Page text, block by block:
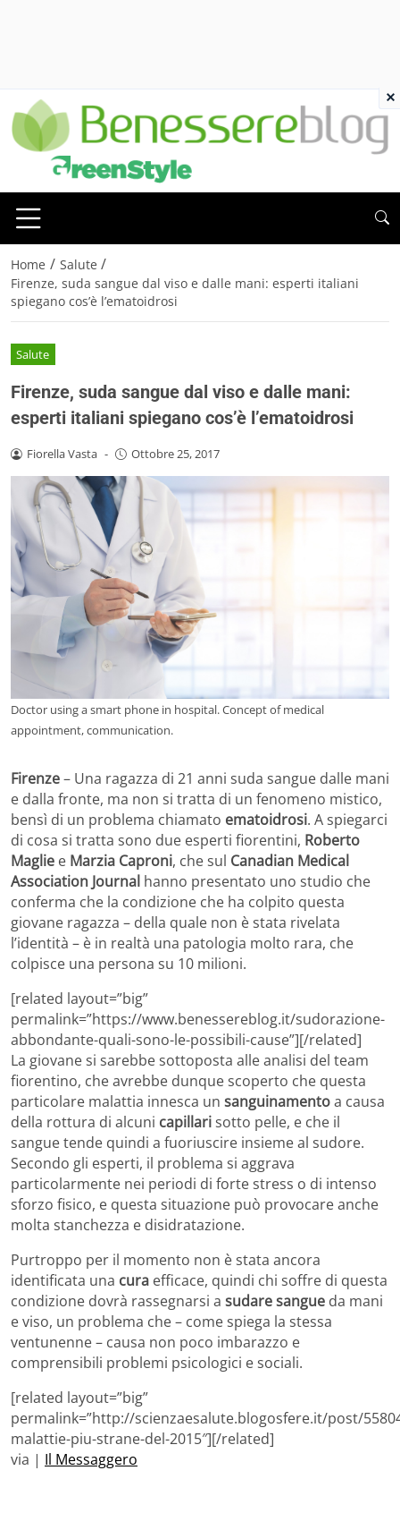
Home / Salute /
Firenze, suda sangue dal viso e dalle mani: esperti italiani
spiegano cos’è l’ematoidrosi
Salute
Firenze, suda sangue dal viso e dalle mani:
esperti italiani spiegano cos’è l’ematoidrosi
Fiorella Vasta - Ottobre 25, 2017
Doctor using a smart phone in hospital. Concept of medical
appointment, communication.
Firenze– Una ragazza di 21 anni suda sangue dalle mani
e dalla fronte, ma non si tratta di un fenomeno mistico,
bensì di un problema chiamato ematoidrosi. A spiegarci
di cosa si tratta sono due esperti fiorentini, Roberto
Maglie e Marzia Caproni, che sul Canadian Medical
Association Journal hanno presentato uno studio che
conferma che la condizione che ha colpito questa
giovane ragazza – della quale non è stata rivelata
l’identità – è in realtà una patologia molto rara, che
colpisce una persona su 10 milioni.
[related layout=”big”
permalink=”https://www.benessereblog.it/sudorazione-
abbondante-quali-sono-le-possibili-cause”][/related]
La giovane si sarebbe sottoposta alle analisi del team
fiorentino, che avrebbe dunque scoperto che questa
particolare malattia innesca un sanguinamentoa causa
della rottura di alcuni capillarisotto pelle, e che il
sangue tende quindi a fuoriuscire insieme al sudore.
Secondo gli esperti, il problema si aggrava
particolarmente nei periodi di forte stress o di intenso
sforzo fisico, e questa situazione può provocare anche
molta stanchezza e disidratazione.
Purtroppo per il momento non è stata ancora
identificata una cura efficace, quindi chi soffre di questa
condizione dovrà rassegnarsi a sudare sangue da mani
e viso, un problema che – come spiega la stessa
ventunenne – causa non poco imbarazzo e
comprensibili problemi psicologici e sociali.
[related layout=”big”
permalink=”http://scienzaesalute.blogosfere.it/post/
malattie-piu-strane-del-2015″][/related]
via | Il Messaggero
×